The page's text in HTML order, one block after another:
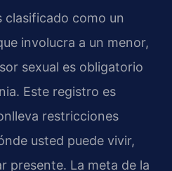
clasificado como un
involucra a un menor,
sexual es obligatorio
Este registro es
restricciones
usted puede vivir,
presente. La meta de la